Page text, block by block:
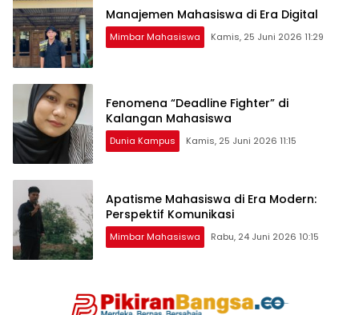
Manajemen Mahasiswa di Era Digital
Mimbar Mahasiswa Kamis, 25 Juni 2026 11:29
Fenomena “Deadline Fighter” di
Kalangan Mahasiswa
Dunia Kampus Kamis, 25 Juni 2026 11:15
Apatisme Mahasiswa di Era Modern:
Perspektif Komunikasi
Mimbar Mahasiswa Rabu, 24 Juni 2026 10:15